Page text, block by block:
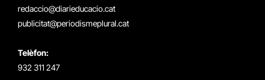
redaccio@diarieducacio.cat
publicitat@periodismeplural.cat
Telèfon:
932 311 247